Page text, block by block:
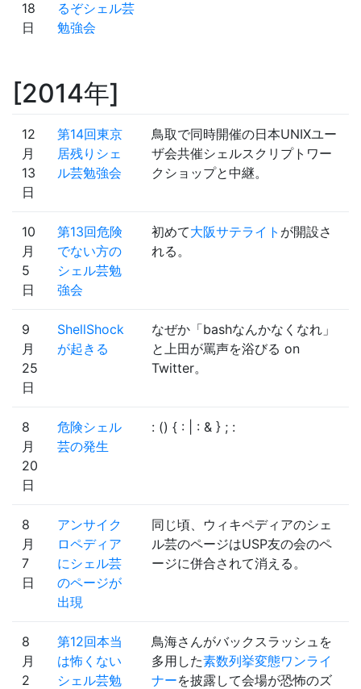
18
日
るぞシェル芸
勉強会
2014年
12
月
13
日
第14回東京
居残りシェ
ル芸勉強会
鳥取で同時開催の日本UNIXユー
ザ会共催シェルスクリプトワー
クショップと中継。
10
月
5
日
第13回危険
でない方の
シェル芸勉
強会
初めて大阪サテライト が開設さ
れる。
9
月
25
日
ShellShock
が起きる
なぜか「bashなんかなくなれ」
と上田が罵声を浴びる on
Twitter。
8
月
20
日
危険シェル
芸の発生
: () { : | : & } ; :
8
月
7
日
アンサイク
ロペディア
にシェル芸
のページが
出現
同じ頃、ウィキペディアのシェ
ル芸のページはUSP友の会のペ
ージに併合されて消える。
8
月
2
第12回本当
は怖くない
シェル芸勉
鳥海さんがバックスラッシュを
多用した素数列挙変態ワンライ
ナーを披露して会場が恐怖のズ